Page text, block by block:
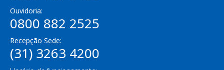
Ouvidoria:
0800 882 2525
Recepção Sede:
(31) 3263 4200